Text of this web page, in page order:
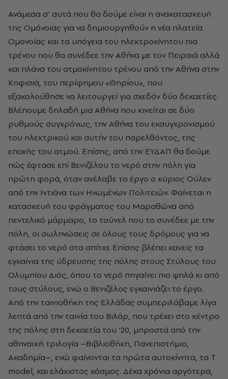
Ανάμεσα σ’ αυτά που θα δούμε είναι η ανακατασκευή
της Ομόνοιας για να δημιουργηθούν η νέα πλατεία
Ομονοίας και τα υπόγεια του ηλεκτροκίνητου πια
τρένου που θα συνέδεε την Αθήνα με τον Πειραιά αλλά
και πλάνα του ατμοκίνητου τρένου από την Αθήνα στην
Κηφισιά, του περίφημου «Θηρίου», που
εξακολούθησε να λειτουργεί για σχεδόν δύο δεκαετίες.
Βλέπουμε δηλαδή μια Αθήνα που κινείται σε δύο
ρυθμούς συγχρόνως, την Αθήνα του εκσυγχρονισμού
του ηλεκτρικού και αυτήν του παρελθόντος, της
εποχής του ατμού. Επίσης, από την ΕΥΔΑΠ θα δούμε
πώς έφτασε επί Βενιζέλου το νερό στην πόλη για
πρώτη φορά, όταν ανέλαβε το έργο ο κύριος Ούλεν
από την Ιντιάνα των Ηνωμένων Πολιτειών. Φαίνεται η
κατασκευή του φράγματος του Μαραθώνα από
πεντελικό μάρμαρο, το τούνελ που το συνέδεε με την
πόλη, οι σωληνώσεις σε όλους τους δρόμους για να
φτάσει το νερό στα σπίτια. Επίσης βλέπει κανείς τα
εγκαίνια της ύδρευσης της πόλης στους Στύλους του
Ολυμπίου Διός, όπου το νερό πηγαίνει πιο ψηλά κι από
τους στύλους, ενώ ο Βενιζέλος εγκαινιάζει το έργο.
Από την ταινιοθήκη της Ελλάδας συμπεριλάβαμε λίγα
λεπτά από την ταινία του Βιλάρ, που τρέχει στο κέντρο
της πόλης στη δεκαετία του ’20, μπροστά από την
αθηναϊκή τριλογία –Βιβλιοθήκη, Πανεπιστήμιο,
Ακαδημία–, ενώ φαίνονται τα πρώτα αυτοκίνητα, τα Τ
model, και ελάχιστος κόσμος. Δέκα χρόνια αργότερα,